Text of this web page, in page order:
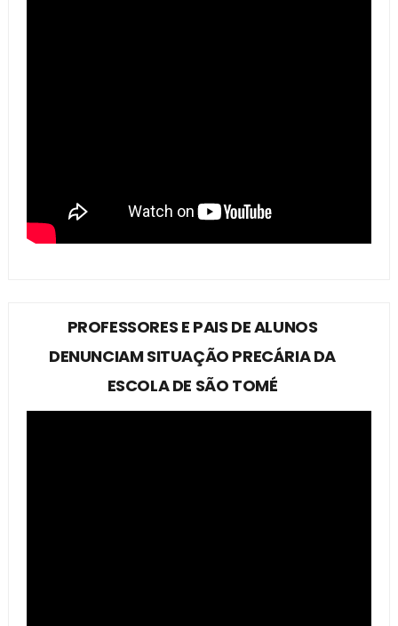
PROFESSORES E PAIS DE ALUNOS
DENUNCIAM SITUAÇÃO PRECÁRIA DA
ESCOLA DE SÃO TOMÉ